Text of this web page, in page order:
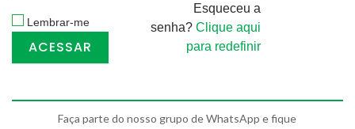
Lembrar-me
Esqueceu a
senha? Clique aqui
para redefinir
Faça parte do nosso grupo de WhatsApp e fique